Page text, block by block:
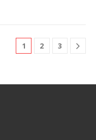
1 2 3